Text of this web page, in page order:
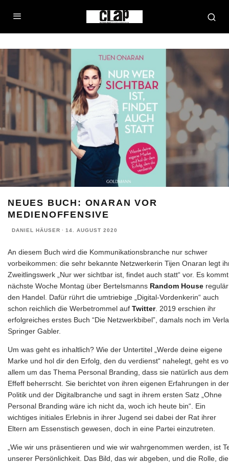
NEUES BUCH: ONARAN VOR
MEDIENOFFENSIVE
DANIEL HÄUSER · 14. AUGUST 2020
An diesem Buch wird die Kommunikationsbranche nur schwer
vorbeikommen: die sehr bekannte Netzwerkerin Tijen Onaran legt
Zweitlingswerk „Nur wer sichtbar ist, findet auch statt“ vor. Es kommt
nächste Woche Montag über Bertelsmanns Random House
den Handel. Dafür rührt die umtriebige „Digital-Vordenkerin“ auch
schon reichlich die Werbetrommel auf Twitter. 2019 erschien ihr
erfolgreiches erstes Buch “Die Netzwerkbibel”, damals noch im
Springer Gabler.
Um was geht es inhaltlich? Wie der Untertitel „Werde deine eigene
Marke und hol dir den Erfolg, den du verdienst“ nahelegt, geht es
allem um das Thema Personal Branding, dass sie natürlich aus dem
Effeff beherrscht. Sie berichtet von ihren eigenen Erfahrungen in der
Politik und der Digitalbranche und sagt in ihrem ersten Satz „Ohne
Personal Branding wäre ich nicht da, woch ich heute bin“. Ein
wichtiges initiales Erlebnis in ihrer Jugend sei dabei der Rat ihrer
Eltern am Essenstisch gewesen, doch in eine Partei einzutreten.
„Wie wir uns präsentieren und wie wir wahrgenommen werden, ist
unserer Persönlichkeit. Das Bild, das wir abgeben, und die Rolle, die